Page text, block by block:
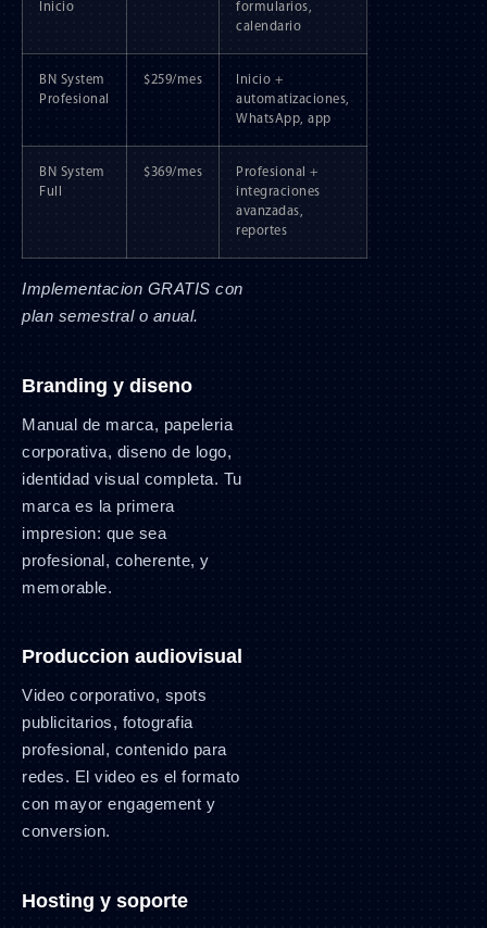
Inicio
formularios,
calendario
BN System
Profesional
$259/mes
Inicio +
automatizaciones,
WhatsApp, app
BN System
Full
$369/mes
Profesional +
integraciones
avanzadas,
reportes
Implementacion GRATIS con
plan semestral o anual.
Branding y diseno
Manual de marca, papeleria
corporativa, diseno de logo,
identidad visual completa. Tu
marca es la primera
impresion: que sea
profesional, coherente, y
memorable.
Produccion audiovisual
Video corporativo, spots
publicitarios, fotografia
profesional, contenido para
redes. El video es el formato
con mayor engagement y
conversion.
Hosting y soporte